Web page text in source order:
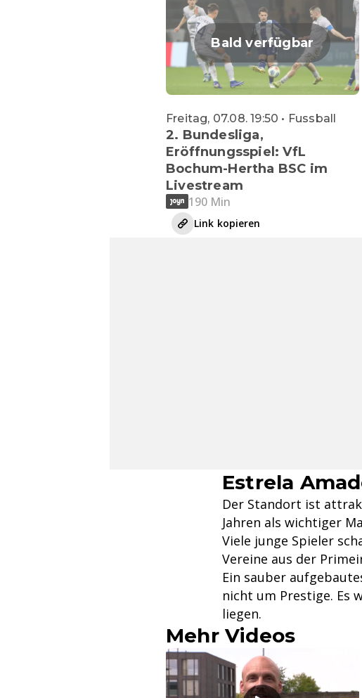
Bald verfügbar
Freitag, 07.08. 19:50 • Fussball
2. Bundesliga,
Eröffnungsspiel: VfL
Bochum-Hertha BSC im
Livestream
190 Min
Link kopieren
Estrela
Der Standort ist
Jahren als wichtiger
Viele junge Spieler
Vereine aus der
Ein sauber
nicht um Prestige. Es
liegen.
Mehr Videos